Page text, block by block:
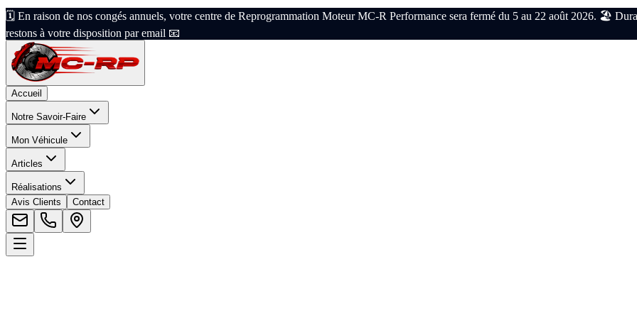
🗓️ En raison de nos congés annuels, votre centre de Reprogrammation Moteur MC-R Performance sera fermé du 5 au 22 août 2026. 🏖️
restons à votre disposition par email 📧
Accueil
Notre Savoir-Faire
Mon Véhicule
Articles
Réalisations
Avis Clients
Contact